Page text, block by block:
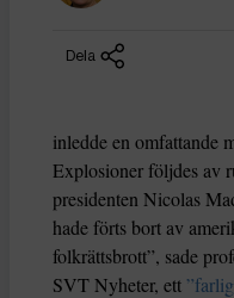
Dela
inledde en omfattande
Explosioner följdes av
presidenten Nicolas
hade förts bort av
folkrättsbrott”, sade
SVT Nyheter, ett